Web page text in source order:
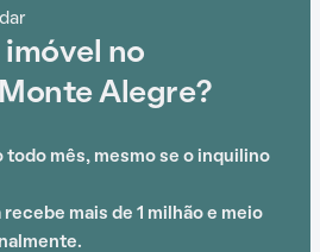
pela sua localização
Estádio Primeiro de Maio,
Shopping Metrópole e
imóvel no
Alegre?
mês, mesmo se o inquilino
mais de 1 milhão e meio